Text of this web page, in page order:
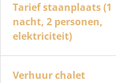
Tarief staanplaats (1
nacht, 2 personen,
elektriciteit)
Verhuur chalet